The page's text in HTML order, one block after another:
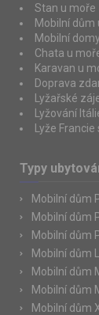
Stan u moře
Mobilní dům
Mobilní domy
Chata u
Karavan u
Doprava
Lyžařské
Lyžování
Lyže
Typy
Mobilní dům
Mobilní dům
Mobilní dům
Mobilní dům
Mobilní dům
Mobilní dům
Mobilní dům